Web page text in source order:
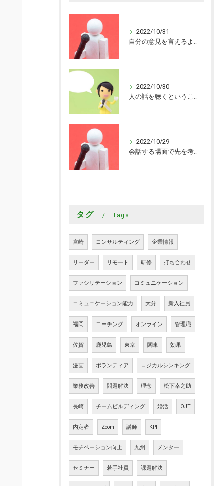
2022/10/31
自分の意見を言えるようになった
2022/10/30
人の話を聴くということがまだまだできていないことを知ることができました
2022/10/29
会話する場面で先を考えながら会話するきっかけを頂けました
タグ Tags
宮崎 コンサルティング 企業情報
リーダー リモート 研修 打ち合わせ
ファシリテーション コミュニケーション
コミュニケーション能力 大分 新入社員
福岡 コーチング オンライン 管理職
佐賀 鹿児島 東京 関東 効果
漫画 ボランティア ロジカルシンキング
業務改善 問題解決 理念 松下幸之助
長崎 チームビルディング 婚活 OJT
内定者 Zoom 講師 KPI
モチベーション向上 九州 メンター
セミナー 若手社員 課題解決